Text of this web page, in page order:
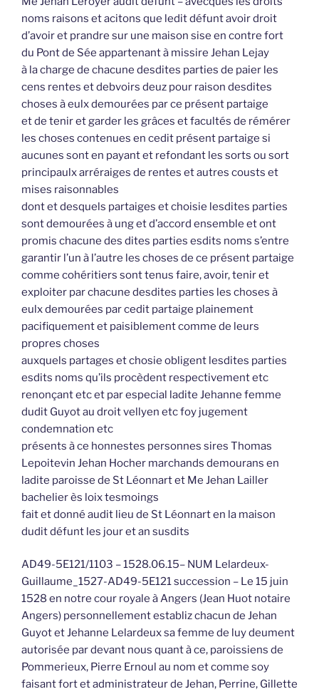
noms raisons et acitons que ledit défunt avoir droit
d’avoir et prandre sur une maison sise en contre fort
du Pont de Sée appartenant à missire Jehan Lejay
à la charge de chacune desdites parties de paier les
cens rentes et debvoirs deuz pour raison desdites
choses à eulx demourées par ce présent partaige
et de tenir et garder les grâces et facultés de rémérer
les choses contenues en cedit présent partaige si
aucunes sont en payant et refondant les sorts ou sort
principaulx arréraiges de rentes et autres cousts et
mises raisonnables
dont et desquels partaiges et choisie lesdites parties
sont demourées à ung et d’accord ensemble et ont
promis chacune des dites parties esdits noms s’entre
garantir l’un à l’autre les choses de ce présent partaige
comme cohéritiers sont tenus faire, avoir, tenir et
exploiter par chacune desdites parties les choses à
eulx demourées par cedit partaige plainement
pacifiquement et paisiblement comme de leurs
propres choses
auxquels partages et chosie obligent lesdites parties
esdits noms qu’ils procèdent respectivement etc
renonçant etc et par especial ladite Jehanne femme
dudit Guyot au droit vellyen etc foy jugement
condemnation etc
présents à ce honnestes personnes sires Thomas
Lepoitevin Jehan Hocher marchands demourans en
ladite paroisse de St Léonnart et Me Jehan Lailler
bachelier ès loix tesmoings
fait et donné audit lieu de St Léonnart en la maison
dudit défunt les jour et an susdits
AD49-5E121/1103 – 1528.06.15– NUM Lelardeux-
Guillaume_1527-AD49-5E121 succession – Le 15 juin
1528 en notre cour royale à Angers (Jean Huot notaire
Angers) personnellement establiz chacun de Jehan
Guyot et Jehanne Lelardeux sa femme de luy deument
autorisée par devant nous quant à ce, paroissiens de
Pommerieux, Pierre Ernoul au nom et comme soy
faisant fort et administrateur de Jehan, Perrine, Gillette